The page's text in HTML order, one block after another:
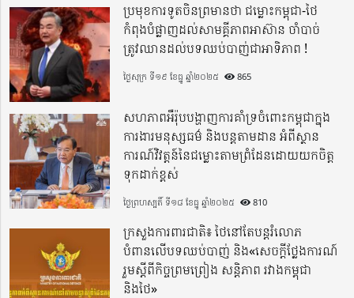
ប្រមុខការទូតចិនព្រមានថា ជម្លោះកម្ពុជា-ថៃ
កំពុងបំផ្លាញដល់សាមគ្គីភាពអាស៊ាន ចាំបាច់
ត្រូវឈានដល់បទឈប់បាញ់ជាអាទិភាព !
ថ្ងៃសុក្រ ទី១៩ ខែធ្នូ ឆ្នាំ២០២៥ 865
សហភាពអឺរ៉ុបបង្ហាញការគាំទ្រចំពោះកម្ពុជាក្នុង
ការងារមនុស្សធម៌ និងបន្តតាមដាន អំពីស្ថាន
ការណ៍វិវត្តន៍នៃជម្លោះតាមព្រំដែនដោយយកចិត្ត
ទុកដាក់ខ្ពស់
ថ្ងៃព្រហស្បតិ៍ ទី១៨ ខែធ្នូ ឆ្នាំ២០២៥ 810
ក្រសួងការពារជាតិ៖ ថៃនៅតែបន្តរំលោភ
បំពានលើបទឈប់បាញ់ និង«សេចក្តីថ្លែងការណ៍
រួមស្តីពីកិច្ចព្រមព្រៀង សន្តិភាព រវាងកម្ពុជា
និងថៃ»